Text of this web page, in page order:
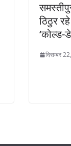
ठिठुर
‘कोल्ड-
दिसम्बर